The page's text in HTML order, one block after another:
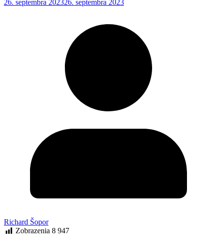
26. septembra 202326. septembra 2023
Richard Šopor
Zobrazenia 8 947